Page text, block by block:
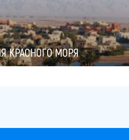
КРАСНОГО МОРЯ